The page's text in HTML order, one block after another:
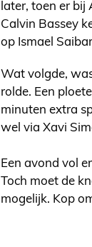
later, toen er bij
Calvin Bassey
op Ismael
Wat volgde,
rolde. Een
minuten extra
wel via Xavi
Een avond vol
Toch moet de
mogelijk. Kop